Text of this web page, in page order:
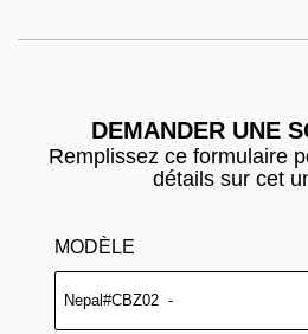
DEMANDER UNE
Remplissez ce formulaire
détails sur cet
MODÈLE